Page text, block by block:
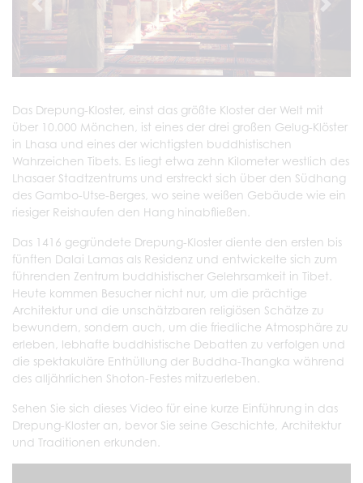
Das Drepung-Kloster, einst das größte Kloster der Welt mit
über 10.000 Mönchen, ist eines der drei großen Gelug-Klöster
in Lhasa und eines der wichtigsten buddhistischen
Wahrzeichen Tibets. Es liegt etwa zehn Kilometer westlich des
Lhasaer Stadtzentrums und erstreckt sich über den Südhang
des Gambo-Utse-Berges, wo seine weißen Gebäude wie ein
riesiger Reishaufen den Hang hinabfließen.
Das 1416 gegründete Drepung-Kloster diente den ersten bis
fünften Dalai Lamas als Residenz und entwickelte sich zum
führenden Zentrum buddhistischer Gelehrsamkeit in Tibet.
Heute kommen Besucher nicht nur, um die prächtige
Architektur und die unschätzbaren religiösen Schätze zu
bewundern, sondern auch, um die friedliche Atmosphäre zu
erleben, lebhafte buddhistische Debatten zu verfolgen und
die spektakuläre Enthüllung der Buddha-Thangka während
des alljährlichen Shoton-Festes mitzuerleben.
Sehen Sie sich dieses Video für eine kurze Einführung in das
Drepung-Kloster an, bevor Sie seine Geschichte, Architektur
und Traditionen erkunden.